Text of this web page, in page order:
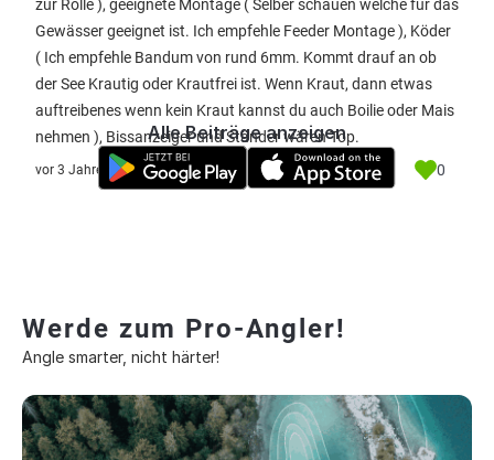
zur Rolle ), geeignete Montage ( Selber schauen welche für das
Gewässer geeignet ist. Ich empfehle Feeder Montage ), Köder
( Ich empfehle Bandum von rund 6mm. Kommt drauf an ob
der See Krautig oder Krautfrei ist. Wenn Kraut, dann etwas
auftreibenes wenn kein Kraut kannst du auch Boilie oder Mais
nehmen ), Bissanzeiger und Ständer wären Top.
vor 3 Jahre 0
Alle Beiträge anzeigen
Werde zum Pro-Angler!
Angle smarter, nicht härter!